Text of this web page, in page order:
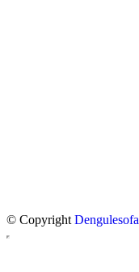
© Copyright Dengulesofa